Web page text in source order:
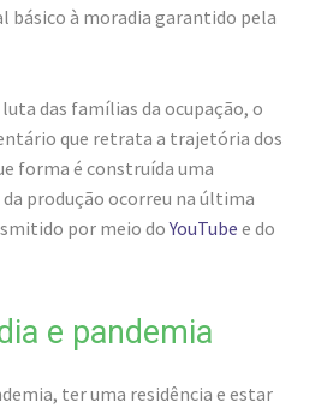
básico à moradia garantido pela
das famílias da ocupação, o
que retrata a trajetória dos
forma é construída uma
produção ocorreu na última
por meio doYouTube e do
e pandemia
ter uma residência e estar